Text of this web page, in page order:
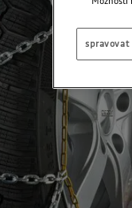
spravovat